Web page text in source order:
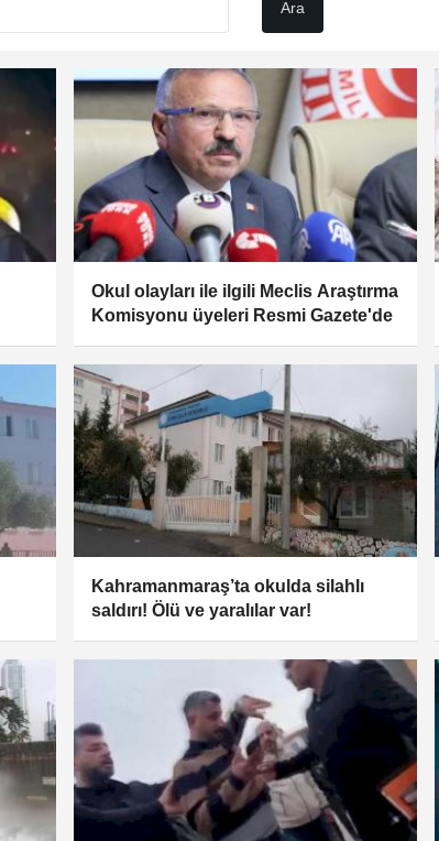
Okul olayları ile ilgili Meclis Araştırma
Komisyonu üyeleri Resmi Gazete'de
Kahramanmaraş’ta okulda silahlı
saldırı! Ölü ve yaralılar var!